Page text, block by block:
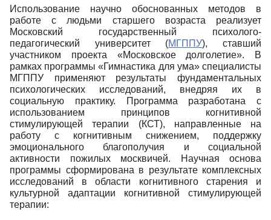
Использование научно обоснованных методов в
работе с людьми старшего возраста реализует
Московский государственный психолого-
педагогический университет (МГППУ), ставший
участником проекта «Московское долголетие». В
рамках программы «Гимнастика для ума» специалисты
МГППУ применяют результаты фундаментальных
психологических исследований, внедряя их в
социальную практику. Программа разработана с
использованием принципов когнитивной
стимулирующей терапии (КСТ), направленные на
работу с когнитивным снижением, поддержку
эмоционального благополучия и социальной
активности пожилых москвичей. Научная основа
программы сформирована в результате комплексных
исследований в области когнитивного старения и
культурной адаптации когнитивной стимулирующей
терапии: